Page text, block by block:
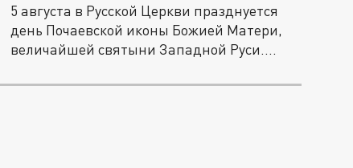
5 августа в Русской Церкви празднуется
день Почаевской иконы Божией Матери,
величайшей святыни Западной Руси....